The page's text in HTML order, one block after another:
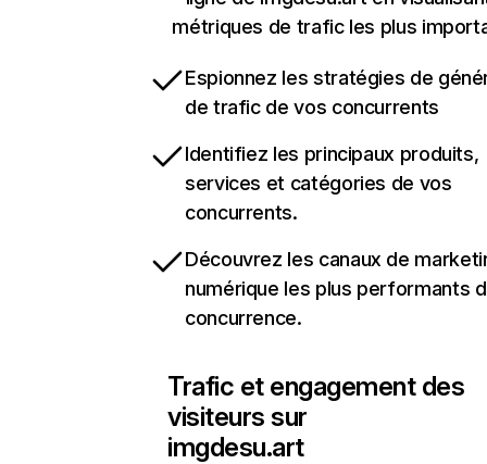
métriques de trafic les plus
Espionnez les stratégies de
de trafic de vos concurrents
Identifiez les principaux produits,
services et catégories de vos
concurrents.
Découvrez les canaux de
numérique les plus performants
concurrence.
Trafic et engagement des
visiteurs sur
imgdesu.art